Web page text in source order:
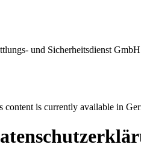
und Sicherheitsdienst GmbH
content is currently available in